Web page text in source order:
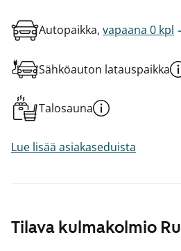
Tilava kulmakolmio
Autopaikka, vapaana 0 kpl
Sähköauton latauspaikka
Talosauna
Lue lisää asiakaseduista